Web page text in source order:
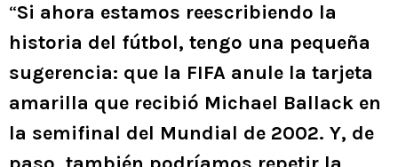
“Si ahora estamos reescribiendo la
historia del fútbol, tengo una pequeña
sugerencia: que la FIFA anule la tarjeta
amarilla que recibió Michael Ballack en
la semifinal del Mundial de 2002. Y, de